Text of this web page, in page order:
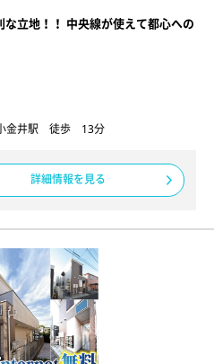
立地！！ 中央線が使えて都心への
金井駅 徒歩 13分
詳細情報を見る